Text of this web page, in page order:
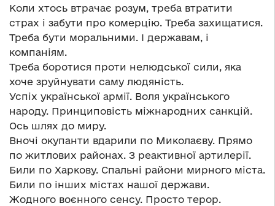
Коли хтось втрачає розум, треба втратити
страх і забути про комерцію. Треба захищатися.
Треба бути моральними. І державам, і
компаніям.
Треба боротися проти нелюдської сили, яка
хоче зруйнувати саму людяність.
Успіх української армії. Воля українського
народу. Принциповість міжнародних санкцій.
Ось шлях до миру.
Вночі окупанти вдарили по Миколаєву. Прямо
по житлових районах. З реактивної артилерії.
Били по Харкову. Спальні райони мирного міста.
Били по інших містах нашої держави.
Жодного воєнного сенсу. Просто терор.